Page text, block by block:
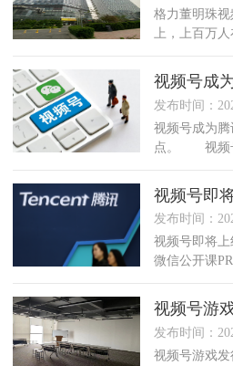
格力董明珠视
上，上百万人
首秀，直接带
发布时间：
视频号成为腾
点。 视频号
视频号即
发布时间：
视频号即将
微信公开课
频号优
视频号游
发布时间：
视频号游戏